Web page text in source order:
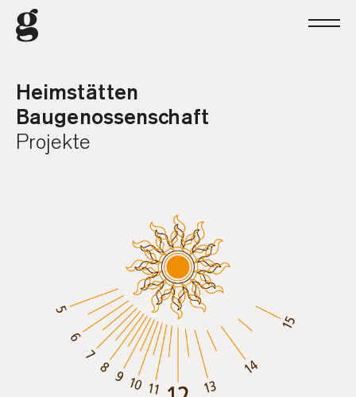
H eimstätten
Baugenossenschaft
Projekte